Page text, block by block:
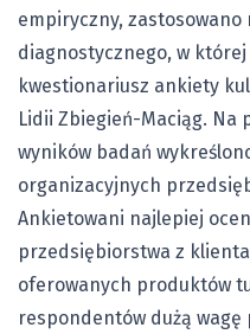
empiryczny, zastosowano
diagnostycznego, w
kwestionariusz ankiety
Lidii Zbiegień-Maciąg. Na
wyników badań
organizacyjnych
Ankietowani najlepiej
przedsiębiorstwa z
oferowanych produktów
respondentów dużą